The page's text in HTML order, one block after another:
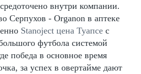
внутри компании.
Серпухов - Organon в аптеке
Stanoject цена Туапсе с
футбола системой
победа в основное время
за успех в овертайме дают